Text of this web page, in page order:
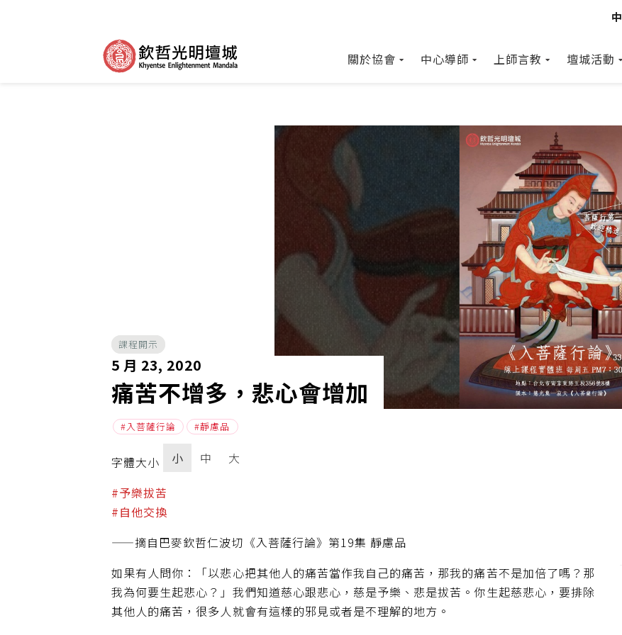
中
關於協會 中心導師 上師言教 壇城活動
課程開示
5 月 23, 2020
痛苦不增多，悲心會增加
入菩薩行論 靜慮品
字體大小 小 中 大
#予樂拔苦
#自他交換
——摘自巴麥欽哲仁波切《入菩薩行論》第19集 靜慮品
如果有人問你：「以悲心把其他人的痛苦當作我自己的痛苦，那我的痛苦不是加倍了嗎？那
我為何要生起悲心？」我們知道慈心跟悲心，慈是予樂、悲是拔苦。你生起慈悲心，要排除
其他人的痛苦，很多人就會有這樣的邪見或者是不理解的地方。